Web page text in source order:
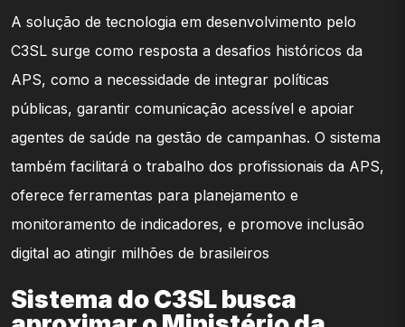
A solução de tecnologia em desenvolvimento pelo
C3SL surge como resposta a desafios históricos da
APS, como a necessidade de integrar políticas
públicas, garantir comunicação acessível e apoiar
agentes de saúde na gestão de campanhas. O sistema
também facilitará o trabalho dos profissionais da APS,
oferece ferramentas para planejamento e
monitoramento de indicadores, e promove inclusão
digital ao atingir milhões de brasileiros
Sistema do C3SL busca